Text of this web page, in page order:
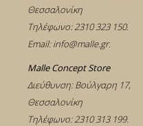
Θεσσαλονίκη
Τηλέφωνο:2310 323 150.
Email:info@malle.gr.
Malle Concept Store
Διεύθυνση: Βούλγαρη 17,
Θεσσαλονίκη
Τηλέφωνο:2310 313 199.